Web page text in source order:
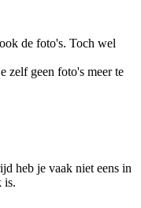
de foto's. Toch wel
zelf geen foto's meer te
heb je vaak niet eens in
is.